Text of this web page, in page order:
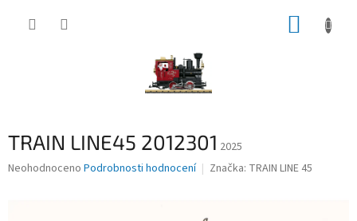
TRAIN LINE45 2012301 2025
Průměrné
Neohodnoceno Podrobnosti hodnocení Značka: TRAIN LINE 45